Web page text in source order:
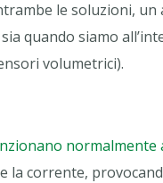
le soluzioni,
quando siamo
volumetrici).
normalmente
la corrente,